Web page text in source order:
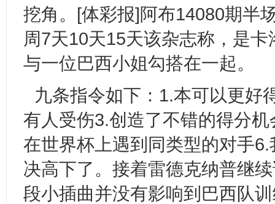
挖角。[体彩报]阿布14080期半
周7天10天15天该杂志称，是
与一位巴西小姐勾搭在一起。
九条指令如下：1.本可以更好
有人受伤3.创造了不错的得分
在世界杯上遇到同类型的对手
决高下了。接着雷德克纳普继
段小插曲并没有影响到巴西队